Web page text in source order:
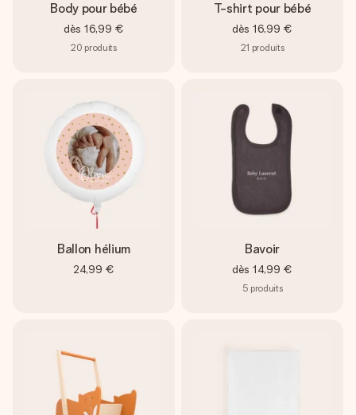
Body pour bébé
dès 16,99 €
20 produits
T-shirt pour bébé
dès 16,99 €
21 produits
Ballon hélium
24,99 €
Bavoir
dès 14,99 €
5 produits